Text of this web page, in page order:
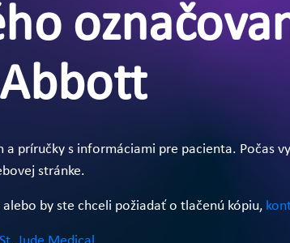
príručky s informáciami pre pacienta. Počas
stránke.
by ste chceli požiadať o tlačenú kópiu,